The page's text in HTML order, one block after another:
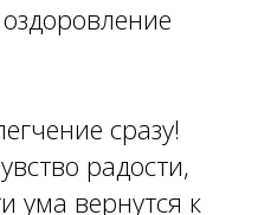
сразу!
радости,
ума вернутся к